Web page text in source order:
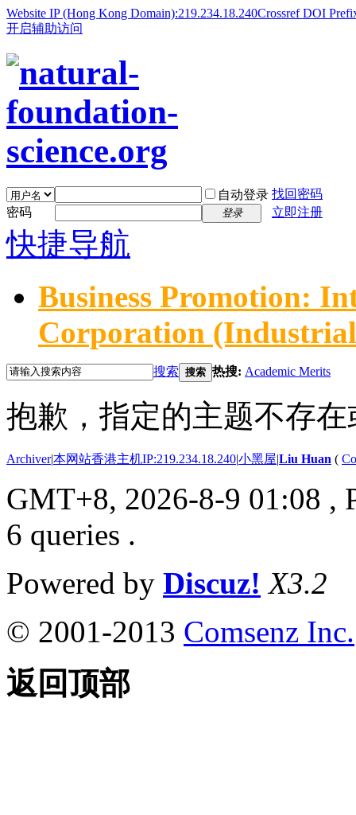
Website IP (Hong Kong Domain):219.234.18.240Crossref DOI
开启辅助访问
自动登录 找回密码
密码
登录 立即注册
快捷导航
Business Promotion:
Corporation
搜索 搜索 热搜: Academic Merits
抱歉，指定的主题不存
Archiver|本网站香港主机IP:219.234.18.240|小黑屋|Liu Huan (
GMT+8, 2026-8-9 01:08 ,
6 queries .
Powered by Discuz! X3.2
© 2001-2013 Comsenz Inc.
返回顶部